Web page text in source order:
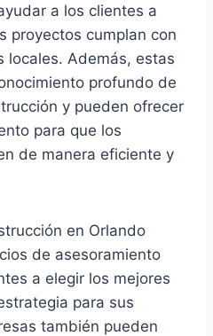
a los clientes a
proyectos cumplan con
locales. Además, estas
profundo de
y pueden ofrecer
para que los
de manera eficiente y
en Orlando
de asesoramiento
a elegir los mejores
para sus
también pueden